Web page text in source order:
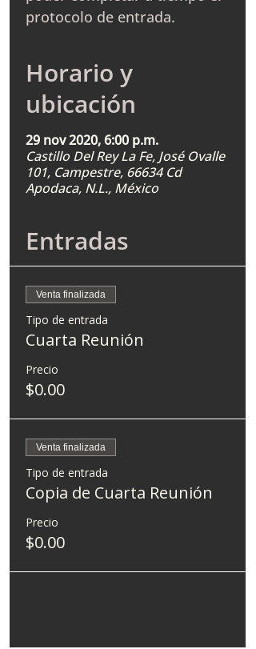
protocolo de entrada.
Horario y
ubicación
29 nov 2020, 6:00 p.m.
Castillo Del Rey La Fe, José Ovalle
101, Campestre, 66634 Cd
Apodaca, N.L., México
Entradas
Venta finalizada
Tipo de entrada
Cuarta Reunión
Precio
$0.00
Venta finalizada
Tipo de entrada
Copia de Cuarta Reunión
Precio
$0.00